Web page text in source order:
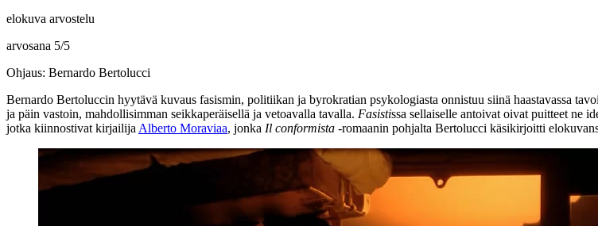
elokuva arvostelu
arvosana 5/5
Ohjaus: Bernardo Bertolucci
Bernardo Bertoluccin hyytävä kuvaus fasismin, politiikan ja byrokratian psykologiasta onnistuu siinä haastavassa
ja päin vastoin, mahdollisimman seikkaperäisellä ja vetoavalla tavalla. Fasistissa sellaiselle antoivat oivat puitteet ne
jotka kiinnostivat kirjailija Alberto Moraviaa, jonka Il conformista ‑romaanin pohjalta Bertolucci käsikirjoitti